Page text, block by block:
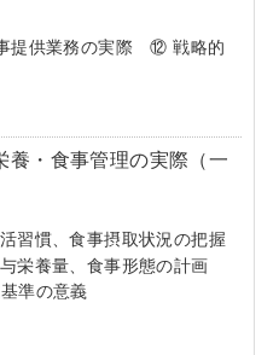
提供業務の実際 ⑫ 戦略的
・食事管理の実際（一
習慣、食事摂取状況の把握
栄養量、食事形態の計画
準の意義